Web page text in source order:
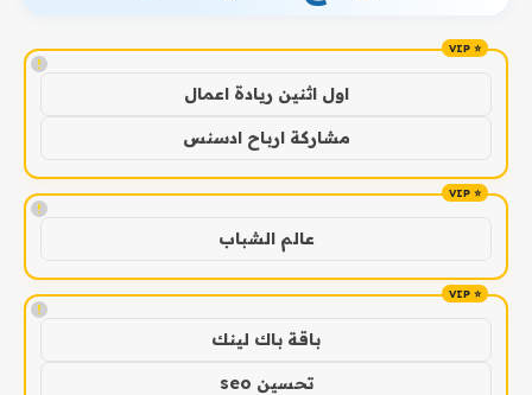
!
اول اثنين ريادة اعمال
مشاركة ارباح ادسنس
!
عالم الشباب
!
باقة باك لينك
تحسين seo